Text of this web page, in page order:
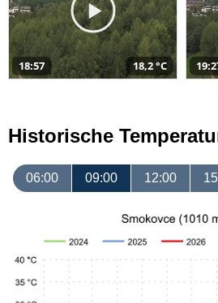
18:57 18,2 °C
Historische
06:00 09:00 12:00